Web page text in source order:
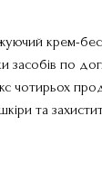
крем-
засобів по
чотирьох
та